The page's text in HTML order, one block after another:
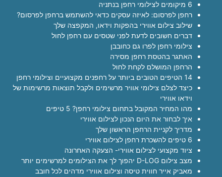
6 מיקומים לצילומי רחפן בנתניה
רחפן לפרסום: לאיזה עסקים כדאי להשתמש ברחפן לפרסום?
שילוב צילום אווירי בהפקות וידאו, המקפצה שלך
דברים חשובים לדעת לפני שטסים עם רחפן לחול
צילומי רחפן לפרו גם כחובבן
האתגר בהטסת רחפן מסירה
הרחפן המושלם לקחת לחול
14 הטיפים הטובים ביותר על רחפנים מקצועיים וצילומי רחפן
כיצד לצלם צילומי אוויר מרשימים ולקבל תוצאות מרשימות של
וידאו אווירי
מהו המחיר המקובל בתחום צילומי רחפן? 5 טיפים
איך לבחור את היום הנכון לצילום אווירי
מדריך לקניית הרחפן הראשון שלך
6 טיפים להשכרת רחפן לצילום אווירי
ציוד מקצועי לצילום אווירי- הצעקה האחרונה
מצב צילום D-LOG יהפוך לך את הצילומים למרשימים יותר
מאביק אייר חווית טיסה וצילום אווירי מדהים לכל חובב